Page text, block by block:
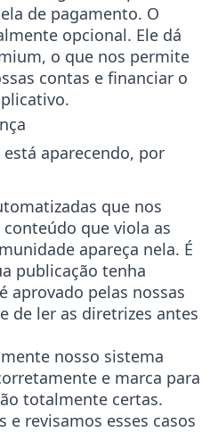
de pagamento. O
opcional. Ele dá
o que nos permite
contas e financiar o
aparecendo, por
que nos
que viola as
apareça nela. É
publicação tenha
aprovado pelas nossas
de ler as diretrizes antes
nosso sistema
e marca para
totalmente certas.
revisamos esses casos